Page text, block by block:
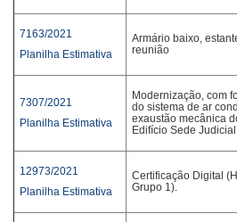
7163/2021
Planilha Estimativa
Armário baixo,
reunião
7307/2021
Planilha Estimativa
Modernização, com
do sistema de ar
exaustão mecânica
Edifício Sede Judicial
12973/2021
Planilha Estimativa
Certificação Digital
Grupo 1).